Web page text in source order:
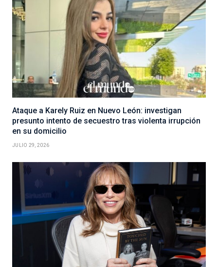
Ataque a Karely Ruiz en Nuevo León: investigan
presunto intento de secuestro tras violenta irrupción
en su domicilio
JULIO 29, 2026